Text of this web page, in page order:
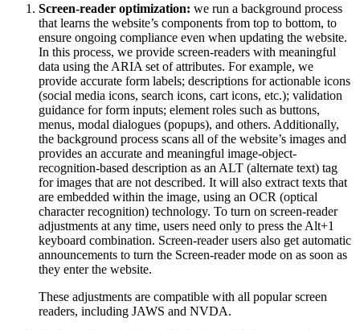
Screen-reader optimization: we run a background process
that learns the website’s components from top to bottom, to
ensure ongoing compliance even when updating the website.
In this process, we provide screen-readers with meaningful
data using the ARIA set of attributes. For example, we
provide accurate form labels; descriptions for actionable icons
(social media icons, search icons, cart icons, etc.); validation
guidance for form inputs; element roles such as buttons,
menus, modal dialogues (popups), and others. Additionally,
the background process scans all of the website’s images and
provides an accurate and meaningful image-object-
recognition-based description as an ALT (alternate text) tag
for images that are not described. It will also extract texts that
are embedded within the image, using an OCR (optical
character recognition) technology. To turn on screen-reader
adjustments at any time, users need only to press the Alt+1
keyboard combination. Screen-reader users also get automatic
announcements to turn the Screen-reader mode on as soon as
they enter the website.
These adjustments are compatible with all popular screen
readers, including JAWS and NVDA.